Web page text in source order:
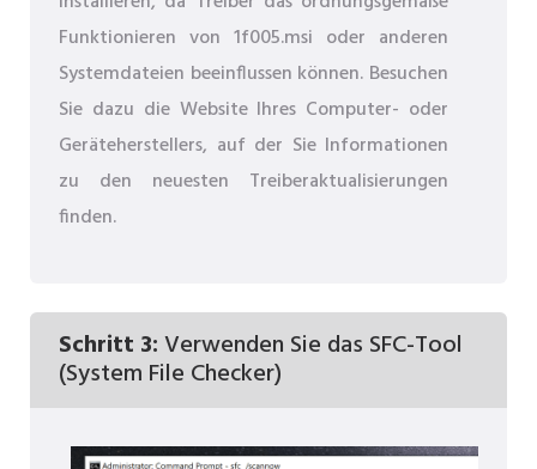
Funktionieren von 1f005.msi oder anderen
Systemdateien beeinflussen können. Besuchen
Sie dazu die Website Ihres Computer- oder
Geräteherstellers, auf der Sie Informationen
zu den neuesten Treiberaktualisierungen
finden.
Schritt 3:Verwenden Sie das SFC-Tool
(System File Checker)